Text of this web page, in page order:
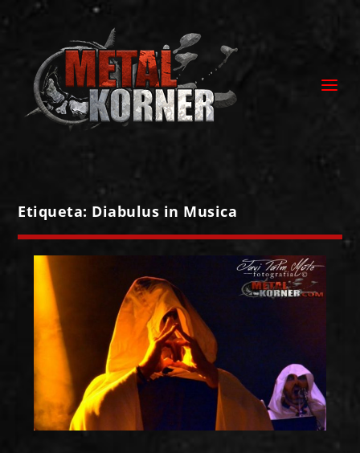
Etiqueta: Diabulus in Musica